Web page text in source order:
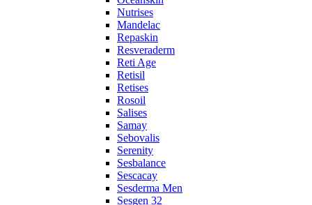
Nutrises
Mandelac
Repaskin
Resveraderm
Reti Age
Retisil
Retises
Rosoil
Salises
Samay
Sebovalis
Serenity
Sesbalance
Sescacay
Sesderma Men
Sesgen 32